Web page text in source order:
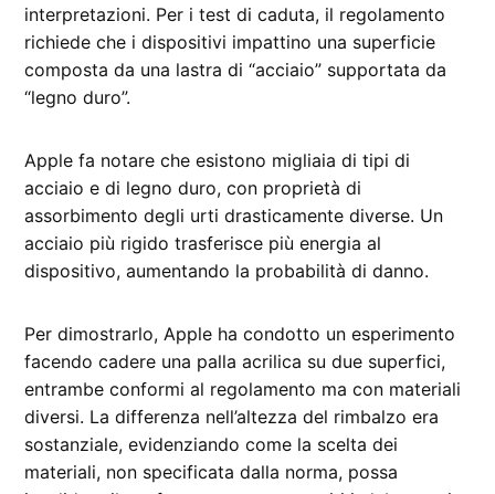
interpretazioni. Per i test di caduta, il regolamento
richiede che i dispositivi impattino una superficie
composta da una lastra di “acciaio” supportata da
“legno duro”.
Apple fa notare che esistono migliaia di tipi di
acciaio e di legno duro, con proprietà di
assorbimento degli urti drasticamente diverse. Un
acciaio più rigido trasferisce più energia al
dispositivo, aumentando la probabilità di danno.
Per dimostrarlo, Apple ha condotto un esperimento
facendo cadere una palla acrilica su due superfici,
entrambe conformi al regolamento ma con materiali
diversi. La differenza nell’altezza del rimbalzo era
sostanziale, evidenziando come la scelta dei
materiali, non specificata dalla norma, possa